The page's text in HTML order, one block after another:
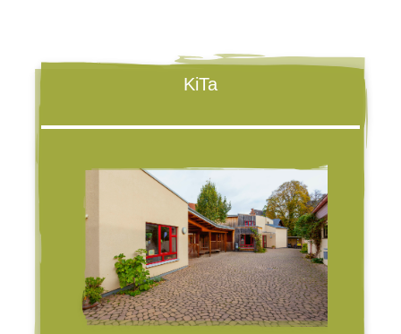
KiTa